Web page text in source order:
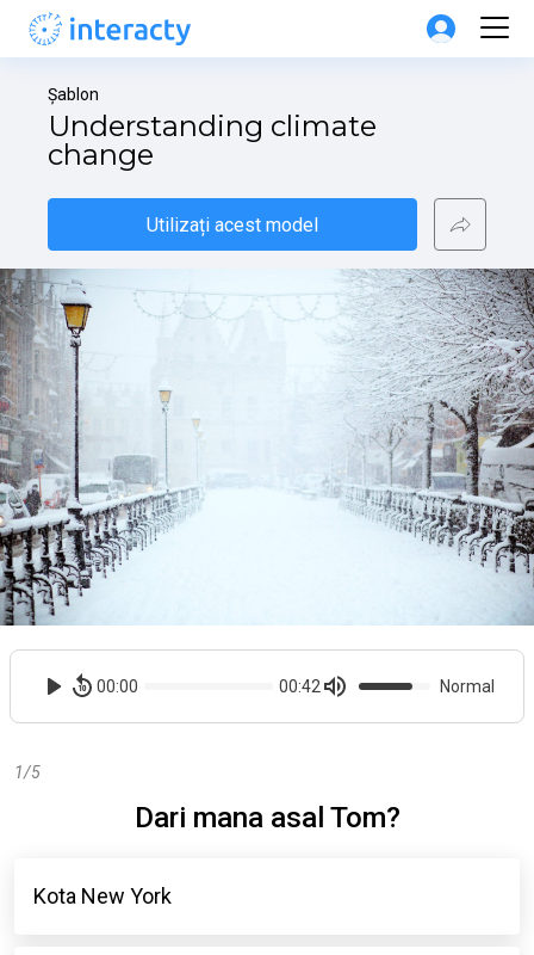
Șablon
Understanding climate
change
Utilizați acest model